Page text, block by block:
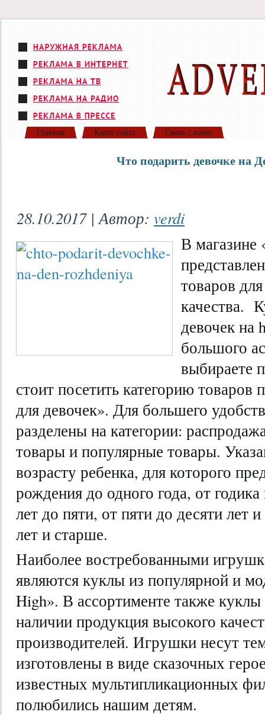
Главная Карта сайта Связь с нами
Что подарить девочке на
28.10.2017 | Автор: verdi
В магазине
товаров
качества.
девочек на
большого
выбираете
стоит посетить категорию
для девочек». Для большего
разделены на категории:
товары и популярные товары.
возрасту ребенка, для которого
рождения до одного года, от
лет до пяти, от пяти до десяти лет
лет и старше.
Наиболее востребованными
являются куклы из популярной и
High». В ассортименте также
наличии продукция высокого
производителей. Игрушки несут
изготовлены в виде сказочных
известных мультипликационных
полюбились нашим детям.